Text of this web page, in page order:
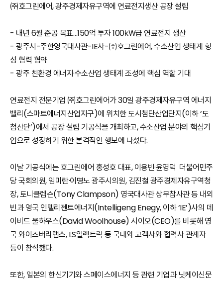
㈜호그린에어, 광주경제자유구역에 연료전지생산 공장 설립
- 내년 6월 준공 목표…150억 투자 100㎾급 연료전지 생산
- 광주시-주한영국대사관-IE사-㈜호그린에어, 수소산업 생태계 형
성 협력 협약
- 광주 친환경 에너지·수소산업 생태계 조성에 핵심 역할 기대
연료전지 전문기업 ㈜호그린에어가 30일 광주경제자유구역 에너지
밸리(스마트에너지산업지구)에 위치한 도시첨단산업단지(이하 ‘도
첨산단’)에서 공장 설립 기공식을 개최하고, 수소산업 분야의 핵심기
업으로 성장하기 위한 본격적인 행보에 나섰다.
이날 기공식에는 호그린에어 홍성호 대표, 이용빈·윤영덕 더불어민주
당 국회의원, 임미란·이명노 광주시의원, 김진철 광주경제자유구역청
장, 토니클렘슨(Tony Clampson) 영국대사관 상무참사관 등 내외
빈과 영국 인텔리젠트에너지(Intelligeng Enegy, 이하 ‘IE’)사의 데
이비드 울하우스(David Woolhouse) 시이오(CEO)를 비롯해 영
국 와이즈버리랩스, LS일렉트릭 등 국내외 고객사와 협력사 관계자
등이 참석했다.
또한, 일본의 한신기기와 스페이스에너지 등 관련 기업과 닛케이신문